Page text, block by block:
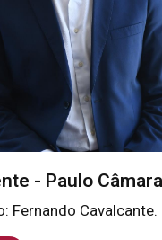
- Paulo
Fernando Cavalcante.